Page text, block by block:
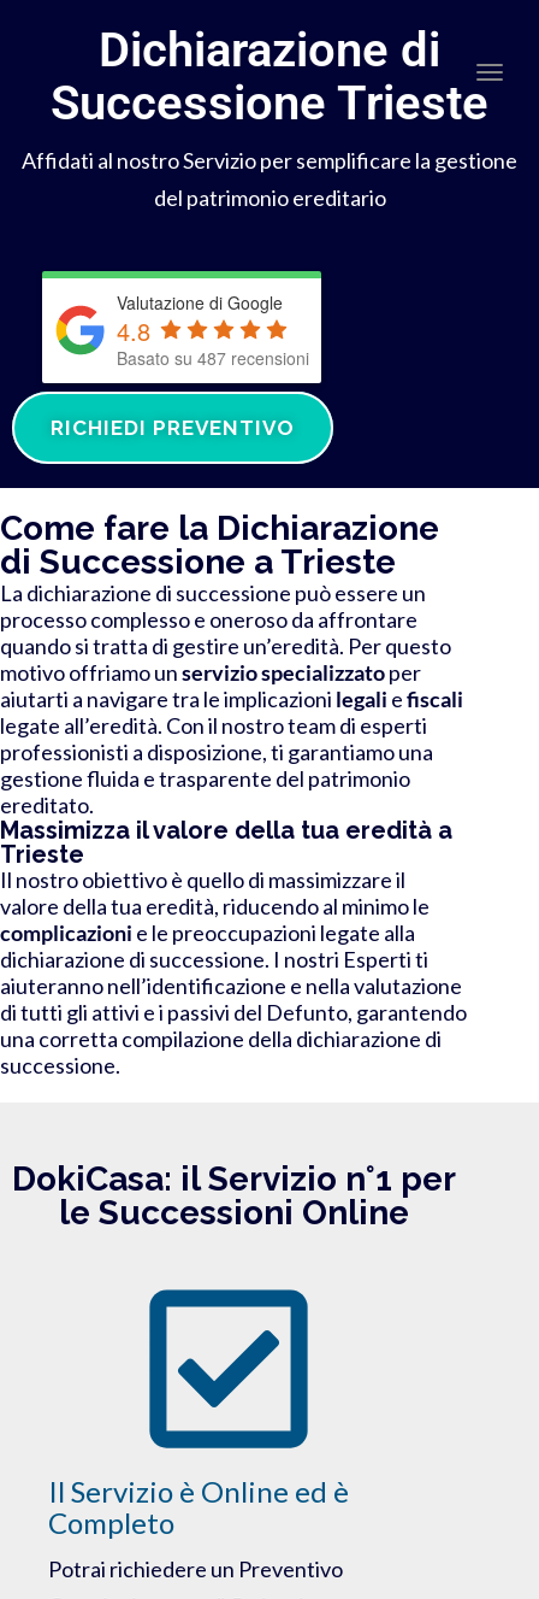
Dichiarazione di
Successione Trieste
Affidati al nostro Servizio per semplificare la gestione
del patrimonio ereditario
Valutazione di Google
4.8
Basato su 487 recensioni
RICHIEDI PREVENTIVO
Come fare la Dichiarazione
di Successione a Trieste
La dichiarazione di successione può essere un
processo complesso e oneroso da affrontare
quando si tratta di gestire un’eredità. Per questo
motivo offriamo unservizio specializzatoper
aiutarti a navigare tra le implicazioni legali efiscali
legate all’eredità. Con il nostro team di esperti
professionisti a disposizione, ti garantiamo una
gestione fluida e trasparente del patrimonio
ereditato.
Massimizza il valore della tua eredità a
Trieste
Il nostro obiettivo è quello di massimizzare il
valore della tua eredità, riducendo al minimo le
complicazioni e le preoccupazioni legate alla
dichiarazione di successione. I nostri Esperti ti
aiuteranno nell’identificazione e nella valutazione
di tutti gli attivi e i passivi del Defunto, garantendo
una corretta compilazione della dichiarazione di
successione.
DokiCasa: il Servizio n°1 per
le Successioni Online
Il Servizio è Online ed è
Completo
Potrai richiedere un Preventivo